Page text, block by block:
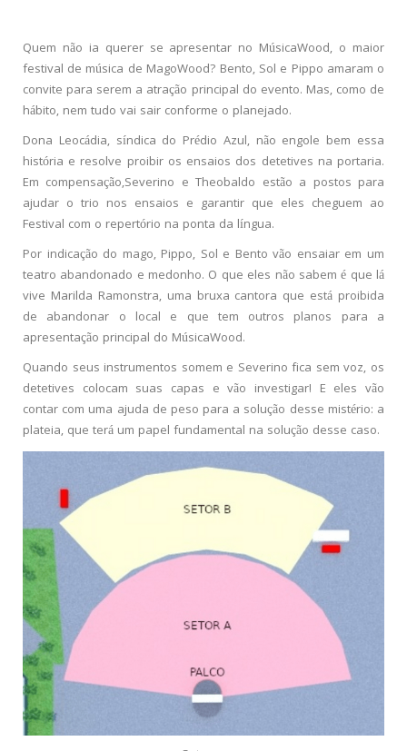
Quem não ia querer se apresentar no MúsicaWood, o maior
festival de música de MagoWood? Bento, Sol e Pippo amaram o
convite para serem a atração principal do evento. Mas, como de
hábito, nem tudo vai sair conforme o planejado.
Dona Leocádia, síndica do Prédio Azul, não engole bem essa
história e resolve proibir os ensaios dos detetives na portaria.
Em compensação,Severino e Theobaldo estão a postos para
ajudar o trio nos ensaios e garantir que eles cheguem ao
Festival com o repertório na ponta da língua.
Por indicação do mago, Pippo, Sol e Bento vão ensaiar em um
teatro abandonado e medonho. O que eles não sabem é que lá
vive Marilda Ramonstra, uma bruxa cantora que está proibida
de abandonar o local e que tem outros planos para a
apresentação principal do MúsicaWood.
Quando seus instrumentos somem e Severino fica sem voz, os
detetives colocam suas capas e vão investigar! E eles vão
contar com uma ajuda de peso para a solução desse mistério: a
plateia, que terá um papel fundamental na solução desse caso.